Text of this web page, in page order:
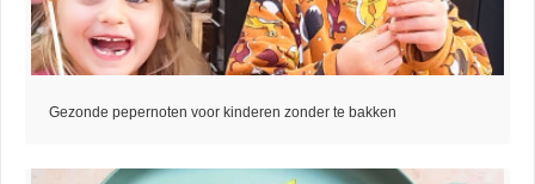
Gezonde pepernoten voor kinderen zonder te bakken